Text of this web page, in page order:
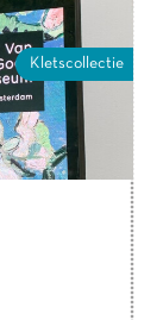
Kletscollectie